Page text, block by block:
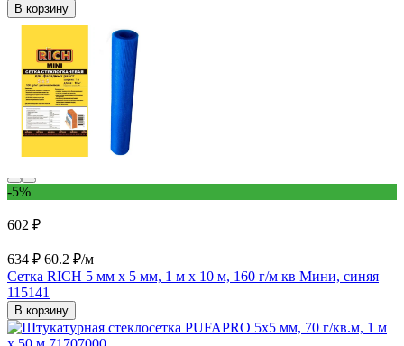
В корзину
-5%
602 ₽
634 ₽ 60.2 ₽/м
Сетка RICH 5 мм х 5 мм, 1 м х 10 м, 160 г/м кв Мини, синяя
115141
В корзину